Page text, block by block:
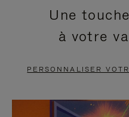
EN
PAUSE,
APPUYEZ
POUR
VIDÉO
EST
Une
à votre
PERSONNALISER